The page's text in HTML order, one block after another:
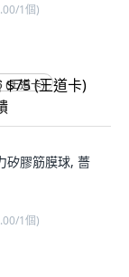
1個)
(王道卡)
矽膠筋膜球, 薔
1個)